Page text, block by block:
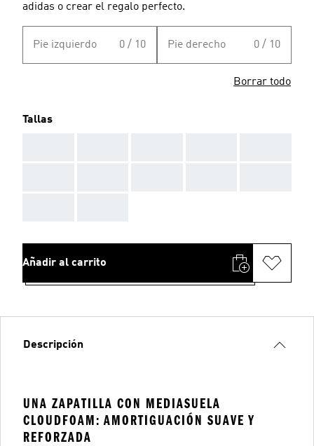
adidas o crear el regalo perfecto.
Pie izquierdo 0 / 10 Pie derecho 0 / 10
Borrar todo
Tallas
Añadir al carrito
Descripción
UNA ZAPATILLA CON MEDIASUELA
CLOUDFOAM: AMORTIGUACIÓN SUAVE Y
REFORZADA